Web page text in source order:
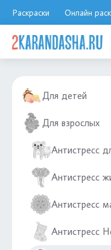
Раскраски Онлайн
Для детей
Для взрослых
Антистресс
Антистресс
Антистресс
Антистресс